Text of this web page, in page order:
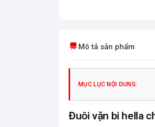
Mô tả sản phẩm
MỤC LỤC NỘI DUNG:
Đuôi vặn bi hella